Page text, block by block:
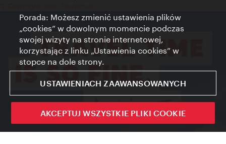
Porada: Możesz zmienić ustawienia plików
„cookies” w dowolnym momencie podczas
swojej wizyty na stronie internetowej,
korzystając z linku „Ustawienia cookies” w
stopce na dole strony.
USTAWIENIACH ZAAWANSOWANYCH
AKCEPTUJ WSZYSTKIE PLIKI COOKIE